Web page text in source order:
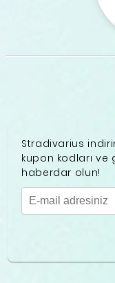
Stradivarius
kupon kodları
haberdar olun!